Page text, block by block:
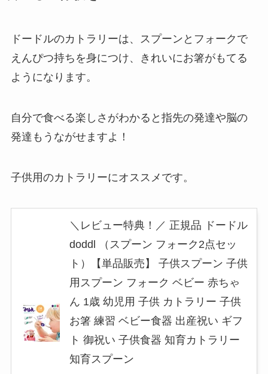
ドードルのカトラリーは、スプーンとフォークで
えんぴつ持ちを身につけ、きれいにお箸がもてる
ようになります。
自分で食べる楽しさがわかると指先の発達や脳の
発達もうながせますよ！
子供用のカトラリーにオススメです。
＼レビュー特典！／ 正規品 ドードル
doddl （スプーン フォーク2点セッ
ト）【単品販売】 子供スプーン 子供
用スプーン フォーク ベビー 赤ちゃ
ん 1歳 幼児用 子供 カトラリー 子供
お箸 練習 ベビー食器 出産祝い ギフ
ト 御祝い 子供食器 知育カトラリー
知育スプーン